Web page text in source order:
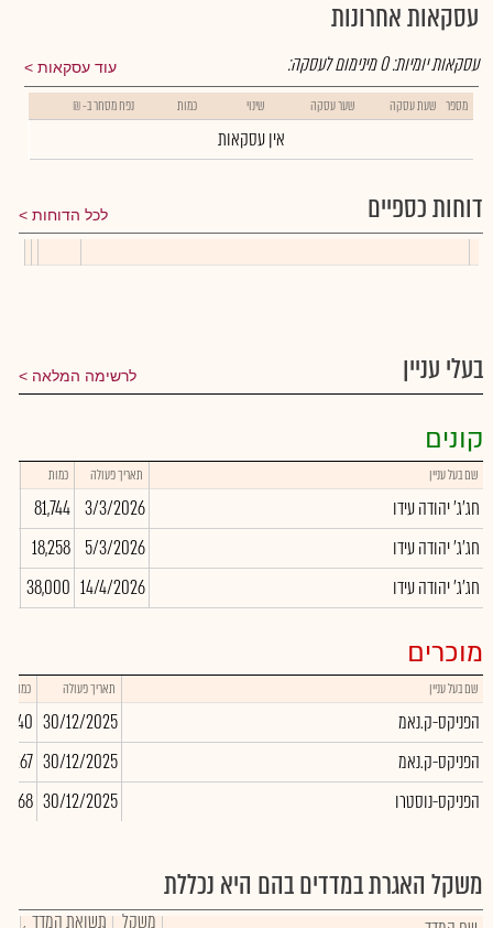
עסקאות אחרונות
עוד עסקאות עסקאות יומיות:0מינימום לעסקה:
מספר שעת עסקה שער עסקה שינוי כמות נפח מסחר ב- ₪
אין עסקאות
דוחות כספיים לכל הדוחות
בעלי עניין לרשימה המלאה
קונים
שם בעל עניין תאריך פעולה כמות
חג'ג' יהודה עידו 3/3/2026
81,744
חג'ג' יהודה עידו
5/3/2026
18,258
חג'ג' יהודה עידו
14/4/2026
38,000
מוכרים
שם בעל עניין תאריך פעולה כמות
הפניקס-ק.נאמ 30/12/2025
הפניקס-ק.נאמ
30/12/2025
הפניקס-נוסטרו
30/12/2025
משקל האגרת במדדים בהם היא נכללת
משקל תשואת המדד